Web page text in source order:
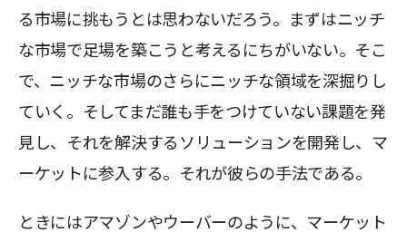
る市場に挑もうとは思わないだろう。まずはニッチ
な市場で足場を築こうと考えるにちがいない。そこ
で、ニッチな市場のさらにニッチな領域を深掘りし
ていく。そしてまだ誰も手をつけていない課題を発
見し、それを解決するソリューションを開発し、マ
ーケットに参入する。それが彼らの手法である。
ときにはアマゾンやウーバーのように、マーケット